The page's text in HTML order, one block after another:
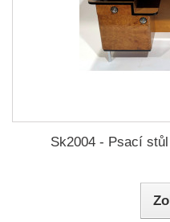
Sk2004 - Psací